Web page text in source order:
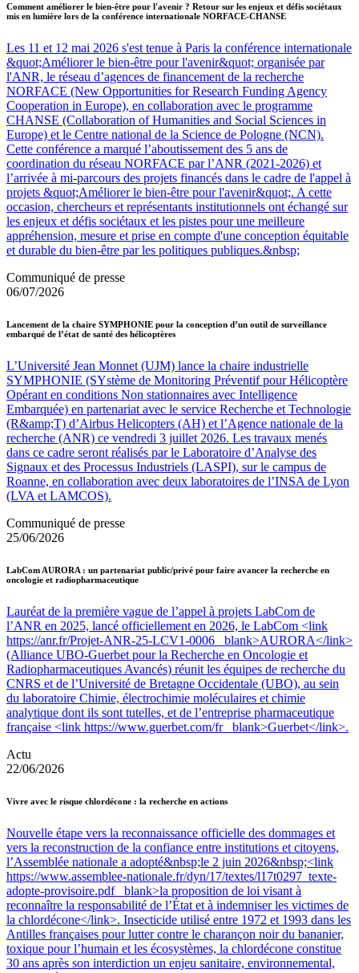
Comment améliorer le bien-être pour l'avenir ? Retour sur les enjeux et défis sociétaux
mis en lumière lors de la conférence internationale NORFACE-CHANSE
Les 11 et 12 mai 2026 s'est tenue à Paris la conférence internationale
&quot;Améliorer le bien-être pour l'avenir&quot; organisée par
l'ANR, le réseau d’agences de financement de la recherche
NORFACE (New Opportunities for Research Funding Agency
Cooperation in Europe), en collaboration avec le programme
CHANSE (Collaboration of Humanities and Social Sciences in
Europe) et le Centre national de la Science de Pologne (NCN).
Cette conférence a marqué l’aboutissement des 5 ans de
coordination du réseau NORFACE par l’ANR (2021-2026) et
l’arrivée à mi-parcours des projets financés dans le cadre de l'appel à
projets &quot;Améliorer le bien-être pour l'avenir&quot;. A cette
occasion, chercheurs et représentants institutionnels ont échangé sur
les enjeux et défis sociétaux et les pistes pour une meilleure
appréhension, mesure et prise en compte d'une conception équitable
et durable du bien-être par les politiques publiques.&nbsp;
Communiqué de presse
06/07/2026
Lancement de la chaire SYMPHONIE pour la conception d’un outil de surveillance
embarqué de l’état de santé des hélicoptères
L’Université Jean Monnet (UJM) lance la chaire industrielle
SYMPHONIE (SYstème de Monitoring Préventif pour Hélicoptère
Opérant en conditions Non stationnaires avec Intelligence
Embarquée) en partenariat avec le service Recherche et Technologie
(R&amp;T) d’Airbus Helicopters (AH) et l’Agence nationale de la
recherche (ANR) ce vendredi 3 juillet 2026. Les travaux menés
dans ce cadre seront réalisés par le Laboratoire d’Analyse des
Signaux et des Processus Industriels (LASPI), sur le campus de
Roanne, en collaboration avec deux laboratoires de l’INSA de Lyon
(LVA et LAMCOS).
Communiqué de presse
25/06/2026
LabCom AURORA : un partenariat public/privé pour faire avancer la recherche en
oncologie et radiopharmaceutique
Lauréat de la première vague de l’appel à projets LabCom de
l’ANR en 2025, lancé officiellement en 2026, le LabCom <link
https://anr.fr/Projet-ANR-25-LCV1-0006 _blank>AURORA</link>
(Alliance UBO-Guerbet pour la Recherche en Oncologie et
Radiopharmaceutiques Avancés) réunit les équipes de recherche du
CNRS et de l’Université de Bretagne Occidentale (UBO), au sein
du laboratoire Chimie, électrochimie moléculaires et chimie
analytique dont ils sont tutelles, et de l’entreprise pharmaceutique
française <link https://www.guerbet.com/fr _blank>Guerbet</link>.
Actu
22/06/2026
Vivre avec le risque chlordécone : la recherche en actions
Nouvelle étape vers la reconnaissance officielle des dommages et
vers la reconstruction de la confiance entre institutions et citoyens,
l’Assemblée nationale a adopté&nbsp;le 2 juin 2026&nbsp;<link
https://www.assemblee-nationale.fr/dyn/17/textes/l17t0297_texte-
adopte-provisoire.pdf _blank>la proposition de loi visant à
reconnaître la responsabilité de l’État et à indemniser les victimes de
la chlordécone</link>. Insecticide utilisé entre 1972 et 1993 dans les
Antilles françaises pour lutter contre le charançon noir du bananier,
toxique pour l’humain et les écosystèmes, la chlordécone constitue
30 ans après son interdiction un enjeu sanitaire, environnemental,